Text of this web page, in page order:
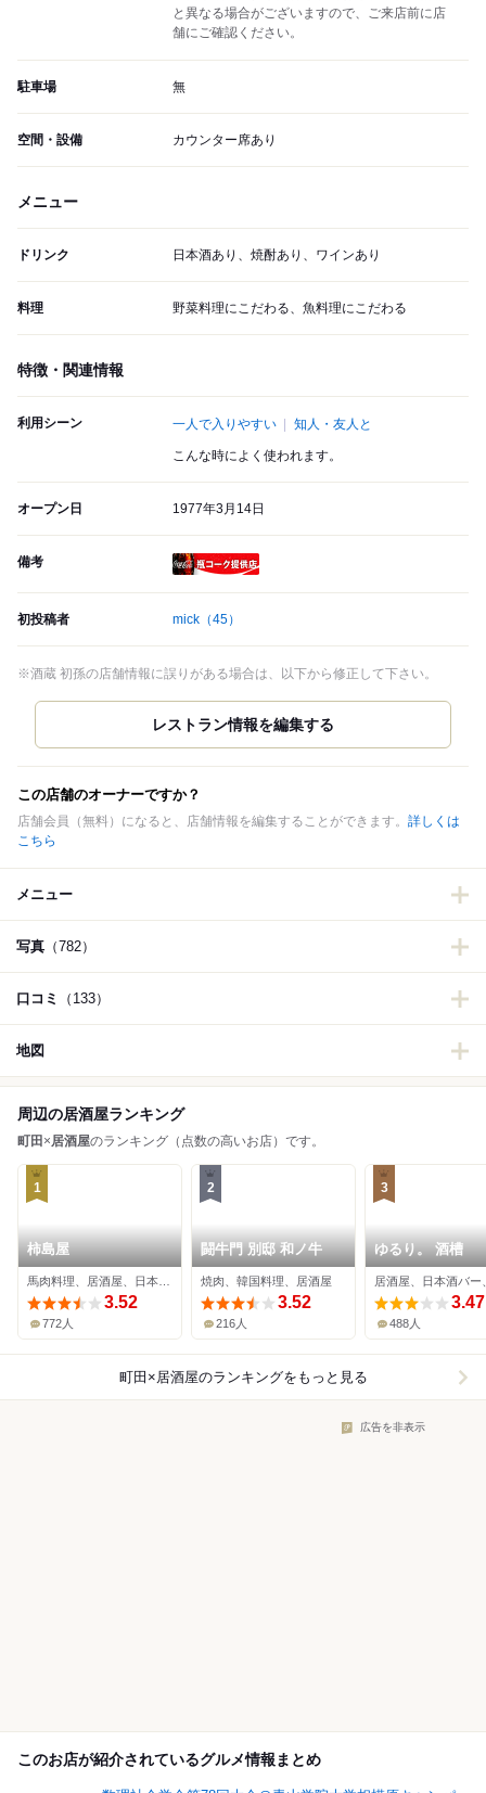
と異なる場合がございますので、ご来店前に店
舗にご確認ください。
駐車場 無
空間・設備 カウンター席あり
メニュー
ドリンク 日本酒あり、焼酎あり、ワインあり
料理 野菜料理にこだわる、魚料理にこだわる
特徴・関連情報
利用シーン 一人で入りやすい 知人・友人と
こんな時によく使われます。
オープン日 1977年3月14日
備考
初投稿者 mick （45）
※酒蔵 初孫の店舗情報に誤りがある場合は、以下から修正して下さい。
この店舗のオーナーですか？
店舗会員（無料）になると、店舗情報を編集することができます。 詳しくは
こちら
メニュー
写真 （782）
口コミ （133）
地図
周辺の居酒屋ランキング
町田 ×居酒屋のランキング（点数の高いお店）です。
1
柿島屋
3.52
772人
2
闘牛門 別邸 和ノ牛
焼肉、韓国料理、居酒屋
3.52
216人
3
ゆるり。 酒槽
居酒屋、日本酒バー
3.47
488人
町田×居酒屋のランキングをもっと見る
広告を非表示
このお店が紹介されているグルメ情報まとめ